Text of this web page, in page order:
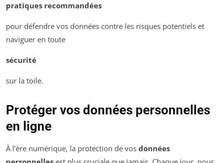
pratiques recommandées
pour défendre vos données contre les risques potentiels et
naviguer en toute
sécurité
sur la toile.
Protéger vos données personnelles
en ligne
À l’ère numérique, la protection de vos données